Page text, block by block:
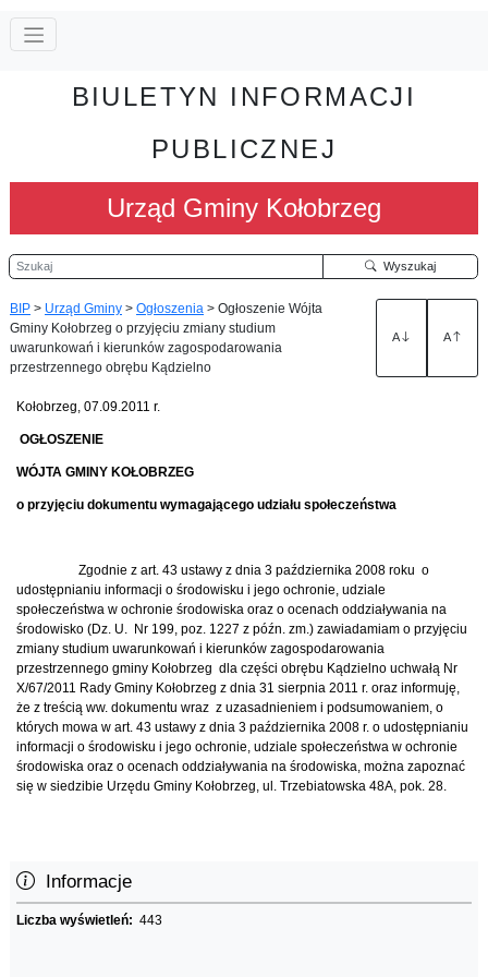
BIULETYN INFORMACJI
PUBLICZNEJ
Urząd Gminy Kołobrzeg
Szukaj Wyszukaj
BIP > Urząd Gminy > Ogłoszenia > Ogłoszenie Wójta
Gminy Kołobrzeg o przyjęciu zmiany studium
uwarunkowań i kierunków zagospodarowania
przestrzennego obrębu Kądzielno
A A
Kołobrzeg, 07.09.2011 r.
OGŁOSZENIE
WÓJTA GMINY KOŁOBRZEG
o przyjęciu dokumentu wymagającego udziału społeczeństwa
Zgodnie z art. 43 ustawy z dnia 3 października 2008 roku o
udostępnianiu informacji o środowisku i jego ochronie, udziale
społeczeństwa w ochronie środowiska oraz o ocenach oddziaływania na
środowisko (Dz. U. Nr 199, poz. 1227 z późn. zm.) zawiadamiam o przyjęciu
zmiany studium uwarunkowań i kierunków zagospodarowania
przestrzennego gminy Kołobrzeg dla części obrębu Kądzielno uchwałą Nr
X/67/2011 Rady Gminy Kołobrzeg z dnia 31 sierpnia 2011 r. oraz informuję,
że z treścią ww. dokumentu wraz z uzasadnieniem i podsumowaniem, o
których mowa w art. 43 ustawy z dnia 3 października 2008 r. o udostępnianiu
informacji o środowisku i jego ochronie, udziale społeczeństwa w ochronie
środowiska oraz o ocenach oddziaływania na środowiska, można zapoznać
się w siedzibie Urzędu Gminy Kołobrzeg, ul. Trzebiatowska 48A, pok. 28.
Informacje
Liczba wyświetleń: 443